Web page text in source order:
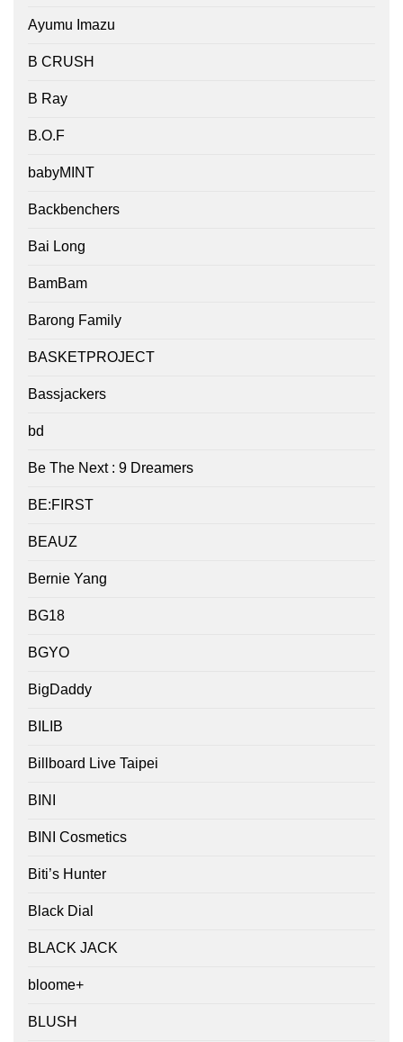
Ayumu Imazu
B CRUSH
B Ray
B.O.F
babyMINT
Backbenchers
Bai Long
BamBam
Barong Family
BASKETPROJECT
Bassjackers
bd
Be The Next : 9 Dreamers
BE:FIRST
BEAUZ
Bernie Yang
BG18
BGYO
BigDaddy
BILIB
Billboard Live Taipei
BINI
BINI Cosmetics
Biti’s Hunter
Black Dial
BLACK JACK
bloome+
BLUSH